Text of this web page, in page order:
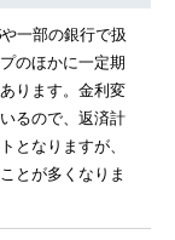
一部の銀行で扱
のほかに一定期
ります。金利変
るので、返済計
となりますが、
とが多くなりま